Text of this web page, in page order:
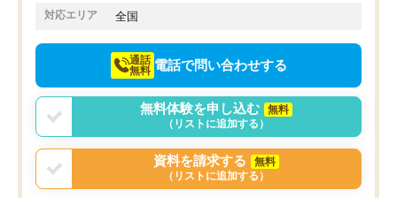
対応エリア 全国
通話
無料 電話で問い合わせする
無料体験を申し込む
無料
（リストに追加する）
資料を請求する
無料
（リストに追加する）